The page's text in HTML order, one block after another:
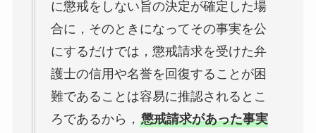
に懲戒をしない旨の決定が確定した場
合に，そのときになってその事実を公
にするだけでは，懲戒請求を受けた弁
護士の信用や名誉を回復することが困
難であることは容易に推認されるとこ
ろであるから， 懲戒請求があった事実